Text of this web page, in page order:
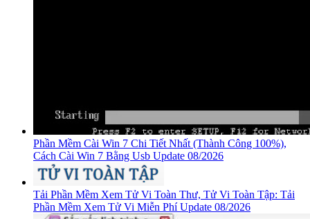
Phần Mềm Cài Win 7 Chi Tiết Nhất (Thành Công 100%),
Cách Cài Win 7 Bằng Usb Update 08/2026
Tải Phần Mềm Xem Tử Vi Toàn Thư, Tử Vi Toàn Tập: Tải
Phần Mềm Xem Tử Vi Miễn Phí Update 08/2026